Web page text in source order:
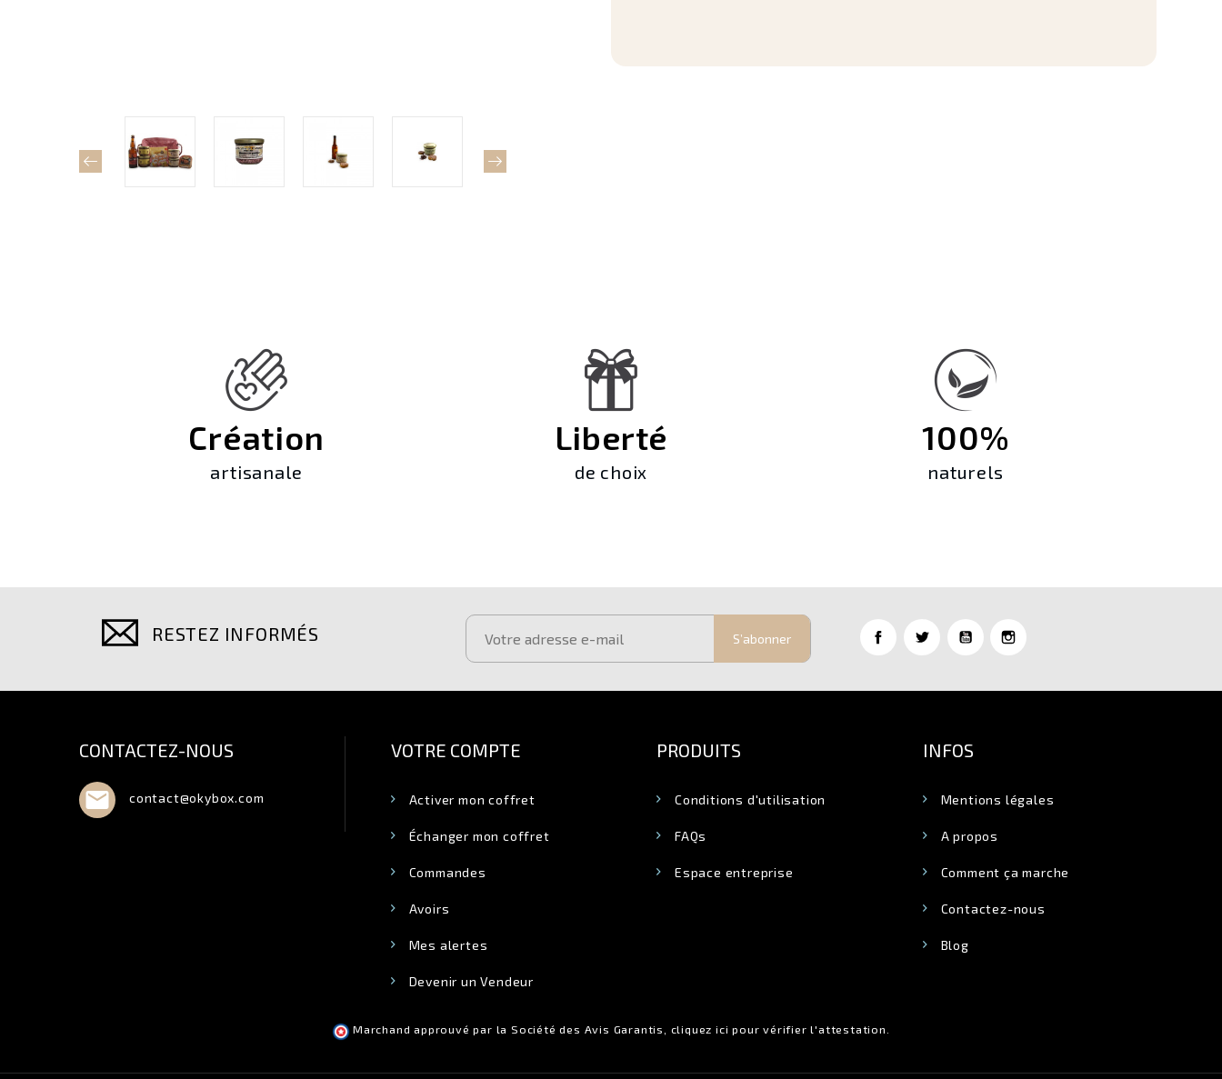
Création
artisanale
Liberté
de choix
100%
naturels
RESTEZ INFORMÉS S’abonner
CONTACTEZ-NOUS
 contact@okybox.com
VOTRE COMPTE
Activer mon coffret
Échanger mon coffret
Commandes
Avoirs
Mes alertes
Devenir un Vendeur
PRODUITS
Conditions d'utilisation
FAQs
Espace entreprise
INFOS
Mentions légales
A propos
Comment ça marche
Contactez-nous
Blog
Marchand approuvé par la Société des Avis Garantis, cliquez ici pour vérifier l'attestation .